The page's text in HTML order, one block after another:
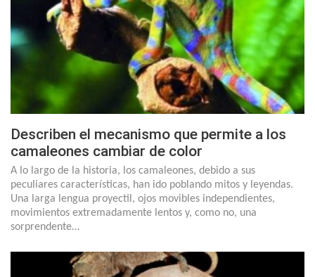
Describen el mecanismo que permite a los
camaleones cambiar de color
A lo largo de la historia, los camaleones, debido a sus
peculiares características, han ido poblando mitos y leyendas.
Una larga lengua proyectil, ojos movibles independientes,
movimientos extremadamente lentos y, como no, una
sorprendente…